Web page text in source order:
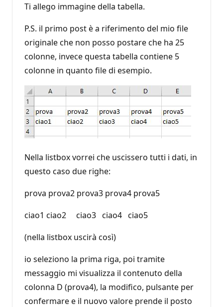
Ti allego immagine della tabella.
P.S. il primo post è a riferimento del mio file
originale che non posso postare che ha 25
colonne, invece questa tabella contiene 5
colonne in quanto file di esempio.
Nella listbox vorrei che uscissero tutti i dati, in
questo caso due righe:
prova prova2 prova3 prova4 prova5
ciao1 ciao2 ciao3 ciao4 ciao5
(nella listbox uscirà così)
io seleziono la prima riga, poi tramite
messaggio mi visualizza il contenuto della
colonna D (prova4), la modifico, pulsante per
confermare e il nuovo valore prende il posto